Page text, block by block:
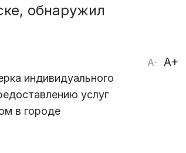
обнаружил
A- A+
индивидуального
услуг
в городе